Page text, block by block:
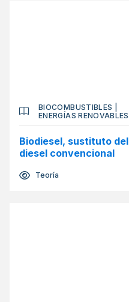
BIOCOMBUSTIBLES
ENERGÍAS RENOVABLES
Biodiesel, sustituto del
diesel convencional
Teoría